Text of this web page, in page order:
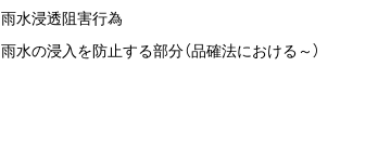
雨水浸透阻害行為
雨水の浸入を防止する部分（品確法における～）